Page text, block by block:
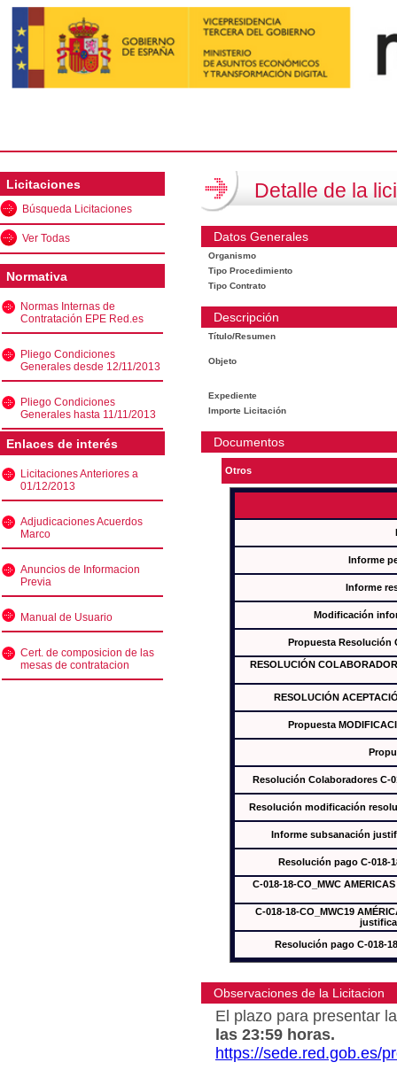
Licitaciones
Búsqueda Licitaciones
Ver Todas
Normativa
Normas Internas de
Contratación EPE Red.es
Pliego Condiciones
Generales desde 12/11/2013
Pliego Condiciones
Generales hasta 11/11/2013
Enlaces de interés
Licitaciones Anteriores a
01/12/2013
Adjudicaciones Acuerdos
Marco
Anuncios de Informacion
Previa
Manual de Usuario
Cert. de composicion de las
mesas de contratacion
Detalle de la
Datos Generales
Organismo
Tipo Procedimiento
Tipo Contrato
Descripción
Título/Resumen
Objeto
Expediente
Importe Licitación
Documentos
Otros
Informe
Informe
Modificación
Propuesta Resolución
RESOLUCIÓN
RESOLUCIÓN
Propuesta
Resolución Colaboradores C-
Resolución modificación
Informe subsanación
Resolución pago C-018-
C-018-18-CO_MWC
C-018-18-CO_MWC19
Resolución pago C-018-
Observaciones de la Licitacion
El plazo para presentar
las 23:59 horas.
https://sede.red.gob.es/